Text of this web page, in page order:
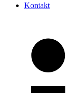
Kontakt